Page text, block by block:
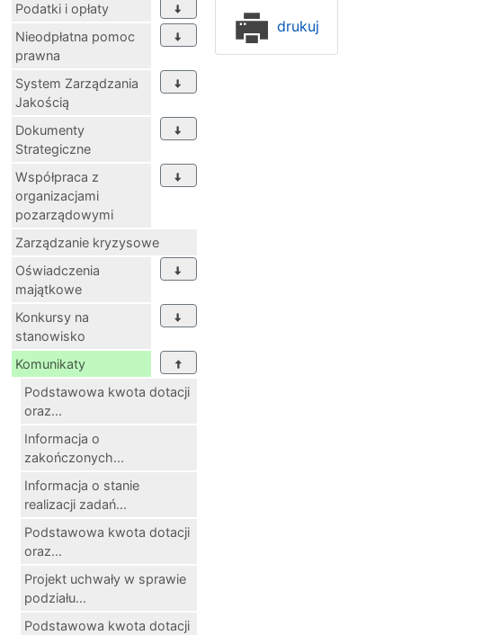
Podatki i opłaty
Nieodpłatna pomoc
prawna
System Zarządzania
Jakością
Dokumenty
Strategiczne
Współpraca z
organizacjami
pozarządowymi
Zarządzanie kryzysowe
Oświadczenia
majątkowe
Konkursy na
stanowisko
Komunikaty
Podstawowa kwota dotacji
oraz...
Informacja o
zakończonych...
Informacja o stanie
realizacji zadań...
Podstawowa kwota dotacji
oraz...
Projekt uchwały w sprawie
podziału...
Podstawowa kwota dotacji
drukuj